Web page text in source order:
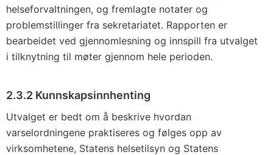
helseforvaltningen, og fremlagte notater og
problemstillinger fra sekretariatet. Rapporten er
bearbeidet ved gjennomlesning og innspill fra utvalget
i tilknytning til møter gjennom hele perioden.
2.3.2 Kunnskapsinnhenting
Utvalget er bedt om å beskrive hvordan
varselordningene praktiseres og følges opp av
virksomhetene, Statens helsetilsyn og Statens